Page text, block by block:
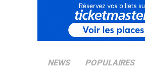
NEWS POPULAIRES